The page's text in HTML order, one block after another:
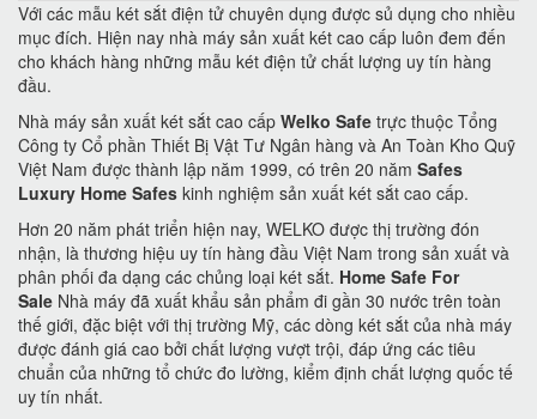
Với các mẫu két sắt điện tử chuyên dụng được sủ dụng cho nhiều
mục đích. Hiện nay nhà máy sản xuất két cao cấp luôn đem đến
cho khách hàng những mẫu két điện tử chất lượng uy tín hàng
đầu.
Nhà máy sản xuất két sắt cao cấp Welko Safe trực thuộc Tổng
Công ty Cổ phần Thiết Bị Vật Tư Ngân hàng và An Toàn Kho Quỹ
Việt Nam được thành lập năm 1999, có trên 20 năm Safes
Luxury Home Safes kinh nghiệm sản xuất két sắt cao cấp.
Hơn 20 năm phát triển hiện nay, WELKO được thị trường đón
nhận, là thương hiệu uy tín hàng đầu Việt Nam trong sản xuất và
phân phối đa dạng các chủng loại két sắt. Home Safe For
Sale Nhà máy đã xuất khẩu sản phẩm đi gần 30 nước trên toàn
thế giới, đặc biệt với thị trường Mỹ, các dòng két sắt của nhà máy
được đánh giá cao bởi chất lượng vượt trội, đáp ứng các tiêu
chuẩn của những tổ chức đo lường, kiểm định chất lượng quốc tế
uy tín nhất.